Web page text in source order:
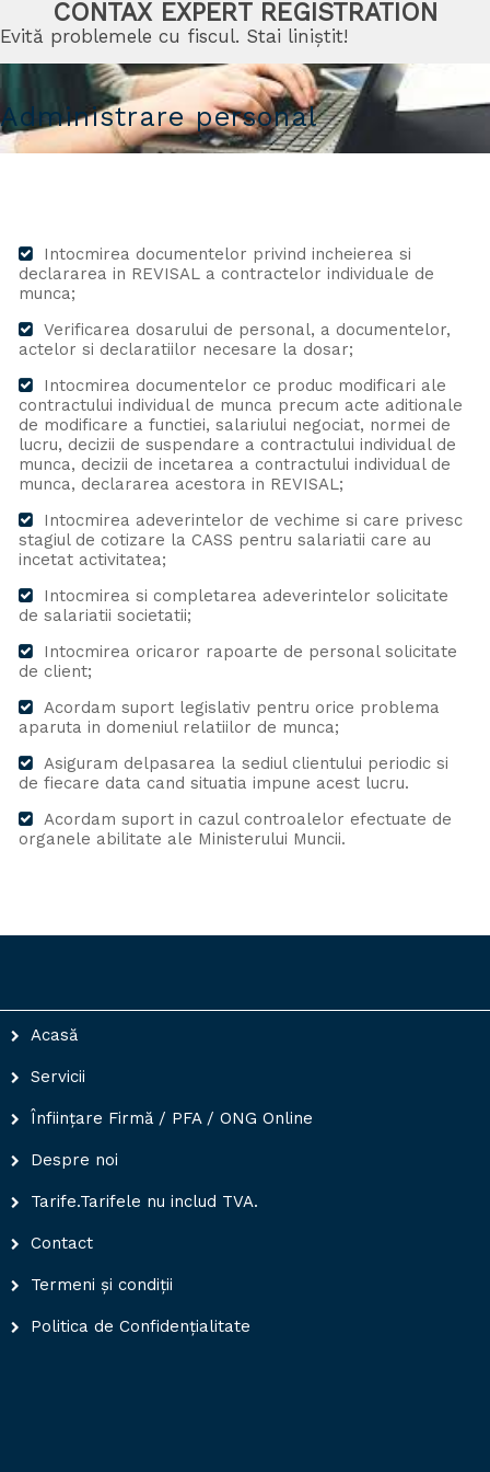
CONTAX EXPERT REGISTRATION
Evită problemele cu fiscul. Stai liniștit!
Administrare personal
Intocmirea documentelor privind incheierea si
declararea in REVISAL a contractelor individuale de
munca;
Verificarea dosarului de personal, a documentelor,
actelor si declaratiilor necesare la dosar;
Intocmirea documentelor ce produc modificari ale
contractului individual de munca precum acte aditionale
de modificare a functiei, salariului negociat, normei de
lucru, decizii de suspendare a contractului individual de
munca, decizii de incetarea a contractului individual de
munca, declararea acestora in REVISAL;
Intocmirea adeverintelor de vechime si care privesc
stagiul de cotizare la CASS pentru salariatii care au
incetat activitatea;
Intocmirea si completarea adeverintelor solicitate
de salariatii societatii;
Intocmirea oricaror rapoarte de personal solicitate
de client;
Acordam suport legislativ pentru orice problema
aparuta in domeniul relatiilor de munca;
Asiguram delpasarea la sediul clientului periodic si
de fiecare data cand situatia impune acest lucru.
Acordam suport in cazul controalelor efectuate de
organele abilitate ale Ministerului Muncii.
Acasă
Servicii
Înființare Firmă / PFA / ONG Online
Despre noi
Tarife.Tarifele nu includ TVA.
Contact
Termeni și condiții
Politica de Confidențialitate